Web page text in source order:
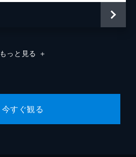
もっと見る ＋
今すぐ観る